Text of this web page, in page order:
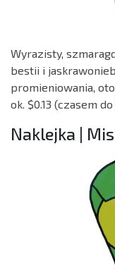
Wyrazisty,
bestii i
promieniowania,
ok. $0.13 (czasem
Naklejka |